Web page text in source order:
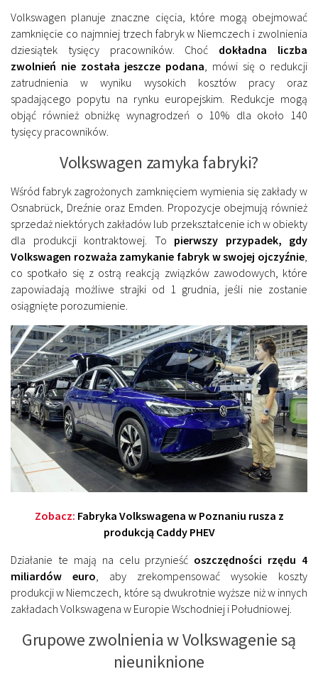
Volkswagen planuje znaczne cięcia, które mogą obejmować
zamknięcie co najmniej trzech fabryk w Niemczech i zwolnienia
dziesiątek tysięcy pracowników. Choć dokładna liczba
zwolnień nie została jeszcze podana , mówi się o redukcji
zatrudnienia w wyniku wysokich kosztów pracy oraz
spadającego popytu na rynku europejskim. Redukcje mogą
objąć również obniżkę wynagrodzeń o 10% dla około 140
tysięcy pracowników.
Volkswagen zamyka fabryki?
Wśród fabryk zagrożonych zamknięciem wymienia się zakłady w
Osnabrück, Dreźnie oraz Emden. Propozycje obejmują również
sprzedaż niektórych zakładów lub przekształcenie ich w obiekty
dla produkcji kontraktowej. To pierwszy przypadek, gdy
Volkswagen rozważa zamykanie fabryk w swojej ojczyźnie
co spotkało się z ostrą reakcją związków zawodowych, które
zapowiadają możliwe strajki od 1 grudnia, jeśli nie zostanie
osiągnięte porozumienie.
Zobacz: Fabryka Volkswagena w Poznaniu rusza z
produkcją Caddy PHEV
Działanie te mają na celu przynieść oszczędności rzędu 4
miliardów euro, aby zrekompensować wysokie koszty
produkcji w Niemczech, które są dwukrotnie wyższe niż w innych
zakładach Volkswagena w Europie Wschodniej i Południowej.
Grupowe zwolnienia w Volkswagenie są
nieuniknione